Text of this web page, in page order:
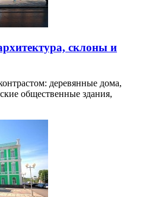
склоны и
деревянные дома,
общественные здания,